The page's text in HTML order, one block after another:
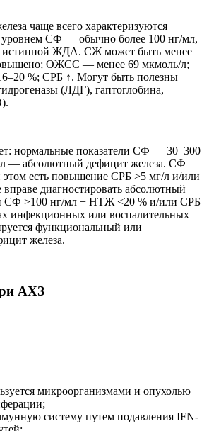
чаще всего характеризуются
уровнем СФ — обычно более 100 нг/мл,
истинной ЖДА. СЖ может быть менее
ОЖСС — менее 69 мкмоль/л;
%; СРБ ↑. Могут быть полезны
(ЛДГ), гаптоглобина,
нормальные показатели СФ — 30–300
— абсолютный дефицит железа. СФ
этом есть повышение СРБ >5 мг/л и/или
диагностировать абсолютный
СФ >100 нг/мл + НТЖ <20 % и/или СРБ
инфекционных или воспалительных
функциональный или
железа.
АХЗ
микроорганизмами и опухолью
систему путем подавления IFN-